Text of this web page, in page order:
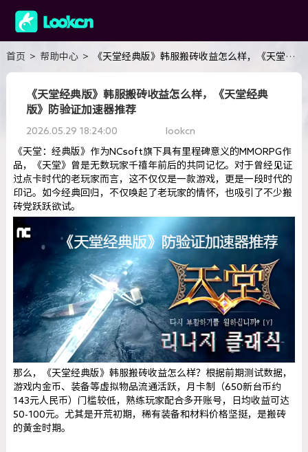
首页 > 帮助中心> 《天堂经典版》韩服搬砖收益怎么样，《天堂经典版》防验证加速器推荐
《天堂经典版》韩服搬砖收益怎么样，《天堂经典
版》防验证加速器推荐
2026.05.29 18:24:00 lookcn
​《天堂：经典版》作为NCsoft旗下具有里程碑意义的MMORPG作
品，《天堂》曾是无数玩家千禧年前后的共同记忆。对于曾经见证
过点卡时代的老玩家而言，这不仅仅是一款游戏，更是一段时代的
印记。如今经典回归，不仅唤起了老玩家的情怀，也吸引了不少搬
砖党跃跃欲试。
那么，《天堂经典版》韩服搬砖收益怎么样？根据前期测试数据，
游戏内金币、装备等虚拟物品流通活跃，月卡制（650新台币约
143元人民币）门槛较低，熟练玩家配合多开账号，日均收益可达
50-100元。尤其是开荒初期，稀有装备和材料价格坚挺，是搬砖
的黄金时期。